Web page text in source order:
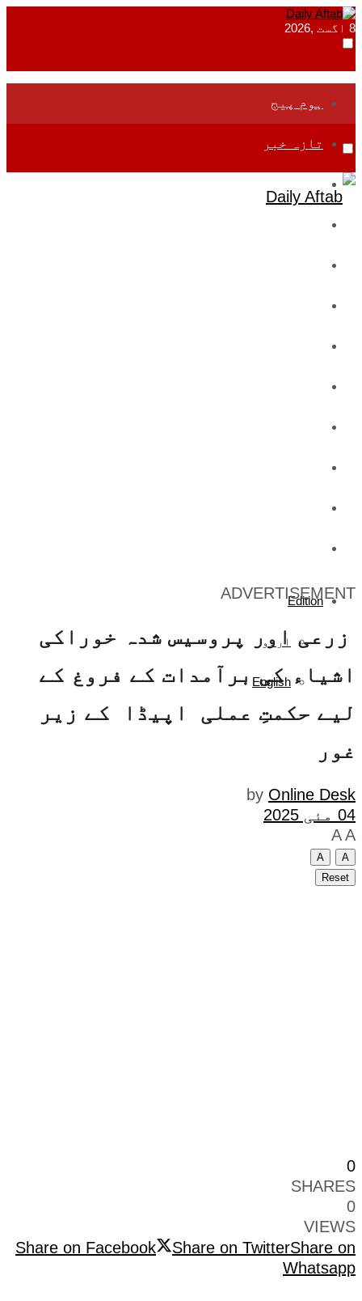
8 اگست ,2026
ہوم پیج
تازہ خبر
Edition
اردو
English
ADVERTISEMENT
زرعی اور پروسیس شدہ خوراکی
اشیاء کی برآمدات کے فروغ کے
لیے حکمتِ عملی اپیڈا کے زیر
غور
by Online Desk
04 مئی 2025
A A
A
A
Reset
0
SHARES
0
VIEWS
Share on Facebook
Share on TwitterShare on
Whatsapp